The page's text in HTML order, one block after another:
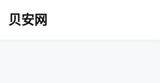
贝安网